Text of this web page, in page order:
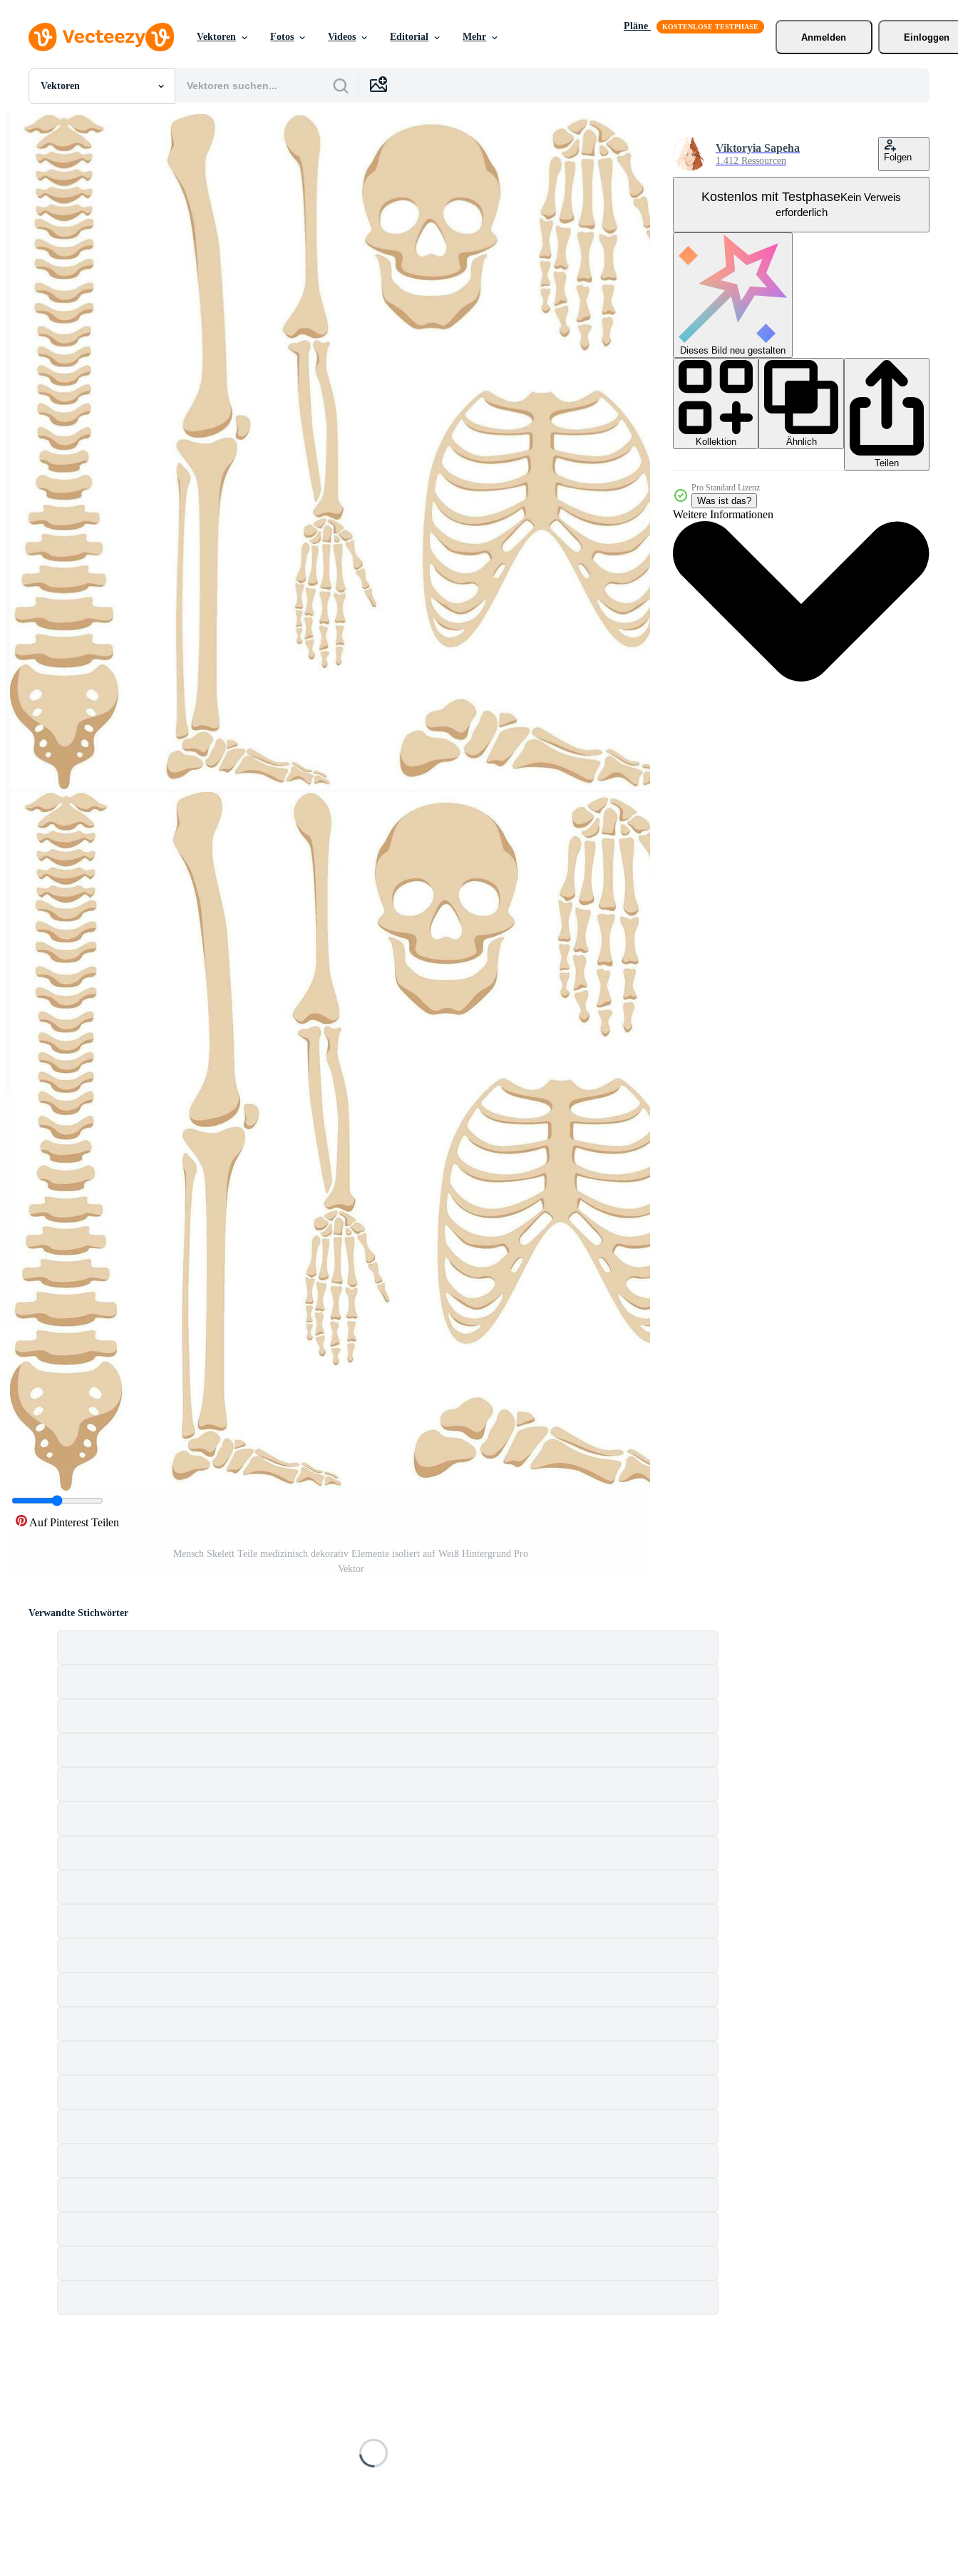
Vektoren Fotos Videos Editorial Mehr
Pläne
Anmelden
Einloggen
Vektoren
Alle Bilder
Fotos
PNGs
PSDs
SVGs
Vorlagen
Vektoren
Videos
Motion Graphics
Redaktionelle Bilder
Redaktionelle Ereignisse
Auf Pinterest Teilen
Mensch Skelett Teile medizinisch dekorativ Elemente isoliert auf Weiß Hintergrund Pro
Vektor
Viktoryia Sapeha
1.412 Ressourcen Folgen
Kostenlos mit TestphaseKein Verweis
erforderlich
Dieses Bild neu gestalten
Kollektion
Ähnlich
Teilen
Pro Standard Lizenz
Was ist das?
Weitere Informationen
Verwandte Stichwörter